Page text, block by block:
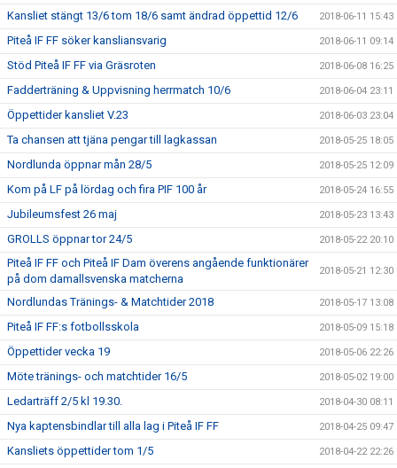
Kansliet stängt 13/6 tom 18/6 samt ändrad öppettid 12/6 2018-06-11 15:43
Piteå IF FF söker kansliansvarig 2018-06-11 09:14
Stöd Piteå IF FF via Gräsroten 2018-06-08 16:25
Fadderträning & Uppvisning herrmatch 10/6 2018-06-04 23:11
Öppettider kansliet V.23 2018-06-03 23:04
Ta chansen att tjäna pengar till lagkassan 2018-05-25 18:05
Nordlunda öppnar mån 28/5 2018-05-25 12:09
Kom på LF på lördag och fira PIF 100 år 2018-05-24 16:55
Jubileumsfest 26 maj 2018-05-23 13:43
GROLLS öppnar tor 24/5 2018-05-22 20:10
Piteå IF FF och Piteå IF Dam överens angående funktionärer
på dom damallsvenska matcherna
2018-05-21 12:30
Nordlundas Tränings- & Matchtider 2018 2018-05-17 13:08
Piteå IF FF:s fotbollsskola 2018-05-09 15:18
Öppettider vecka 19 2018-05-06 22:26
Möte tränings- och matchtider 16/5 2018-05-02 19:00
Ledarträff 2/5 kl 19.30. 2018-04-30 08:11
Nya kaptensbindlar till alla lag i Piteå IF FF 2018-04-25 09:47
Kansliets öppettider tom 1/5 2018-04-22 22:26